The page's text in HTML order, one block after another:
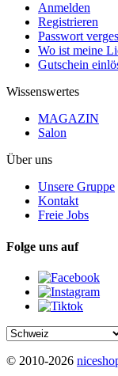
Anmelden
Registrieren
Passwort
Wo ist meine
Gutschein
Wissenswertes
MAGAZIN
Salon
Über uns
Unsere Gruppe
Kontakt
Freie Jobs
Folge uns auf
© 2010-2026